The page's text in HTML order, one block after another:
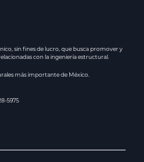
sin fines de lucro, que busca promover y
con la ingeniería estructural.
más importante de México.
5975